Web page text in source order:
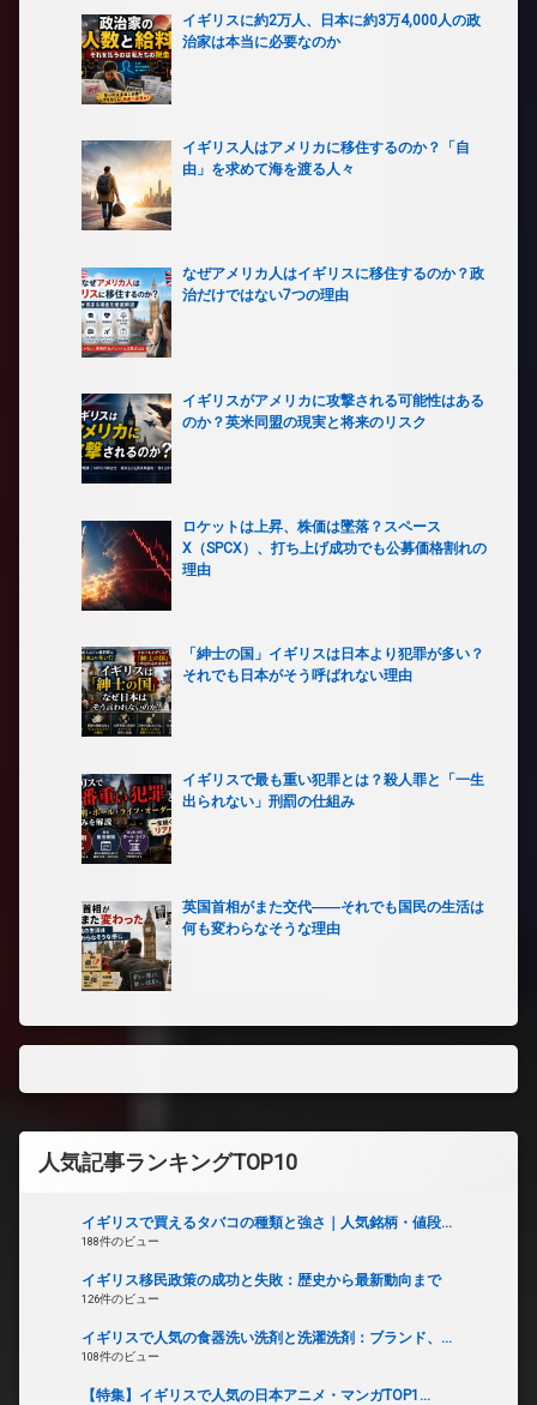
イギリスに約2万人、日本に約3万4,000人の政
治家は本当に必要なのか
イギリス人はアメリカに移住するのか？「自
由」を求めて海を渡る人々
なぜアメリカ人はイギリスに移住するのか？政
治だけではない7つの理由
イギリスがアメリカに攻撃される可能性はある
のか？英米同盟の現実と将来のリスク
ロケットは上昇、株価は墜落？スペース
X（SPCX）、打ち上げ成功でも公募価格割れの
理由
「紳士の国」イギリスは日本より犯罪が多い？
それでも日本がそう呼ばれない理由
イギリスで最も重い犯罪とは？殺人罪と「一生
出られない」刑罰の仕組み
英国首相がまた交代――それでも国民の生活は
何も変わらなそうな理由
人気記事ランキングTOP10
イギリスで買えるタバコの種類と強さ｜人気銘柄・値段...
188件のビュー
イギリス移民政策の成功と失敗：歴史から最新動向まで
126件のビュー
イギリスで人気の食器洗い洗剤と洗濯洗剤：ブランド、...
108件のビュー
【特集】イギリスで人気の日本アニメ・マンガTOP1...